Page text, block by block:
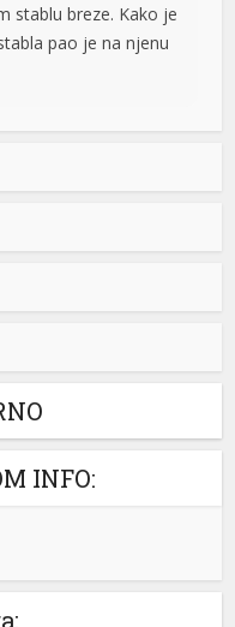
stablu breze. Kako je
pao je na njenu
Muškarac džet
u Ninu izazvao je
prilazi
preduzetnik
prihvata nikakve
krize u španskoj
ultimatume niti
INFO: